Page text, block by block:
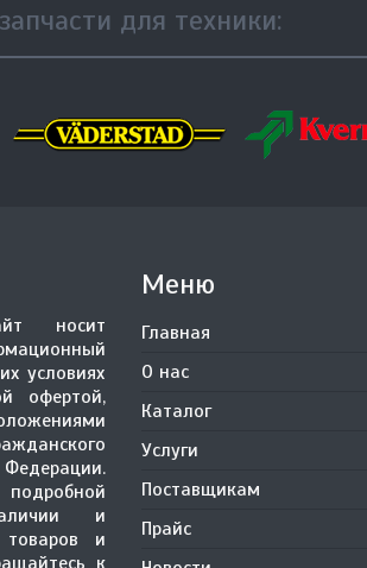
для техники:
носит
условиях
офертой,
и
товаров и
к
Меню
Главная
О нас
Каталог
Услуги
Поставщикам
Прайс